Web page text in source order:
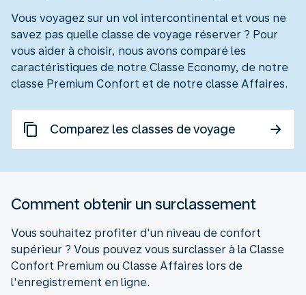
Vous voyagez sur un vol intercontinental et vous ne
savez pas quelle classe de voyage réserver ? Pour
vous aider à choisir, nous avons comparé les
caractéristiques de notre Classe Economy, de notre
classe Premium Confort et de notre classe Affaires.
Comparez les classes de voyage
Comment obtenir un surclassement
Vous souhaitez profiter d'un niveau de confort
supérieur ? Vous pouvez vous surclasser à la Classe
Confort Premium ou Classe Affaires lors de
l'enregistrement en ligne.